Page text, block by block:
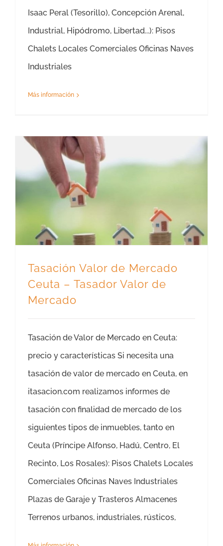
Isaac Peral (Tesorillo), Concepción Arenal,
Industrial, Hipódromo, Libertad...): Pisos
Chalets Locales Comerciales Oficinas Naves
Industriales
Más información
Tasación Valor de Mercado
Ceuta – Tasador Valor de
Mercado
Tasación de Valor de Mercado en Ceuta:
precio y características Si necesita una
tasación de valor de mercado en Ceuta, en
itasacion.com realizamos informes de
tasación con finalidad de mercado de los
siguientes tipos de inmuebles, tanto en
Ceuta (Príncipe Alfonso, Hadú, Centro, El
Recinto, Los Rosales): Pisos Chalets Locales
Comerciales Oficinas Naves Industriales
Plazas de Garaje y Trasteros Almacenes
Terrenos urbanos, industriales, rústicos,